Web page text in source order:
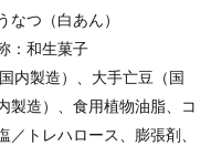
なつ（白あん）
：和生菓子
内製造）、大手亡豆（国
製造）、食用植物油脂、コ
／トレハロース、膨張剤、